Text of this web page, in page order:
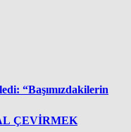
“Başımızdakilerin
ÇEVİRMEK